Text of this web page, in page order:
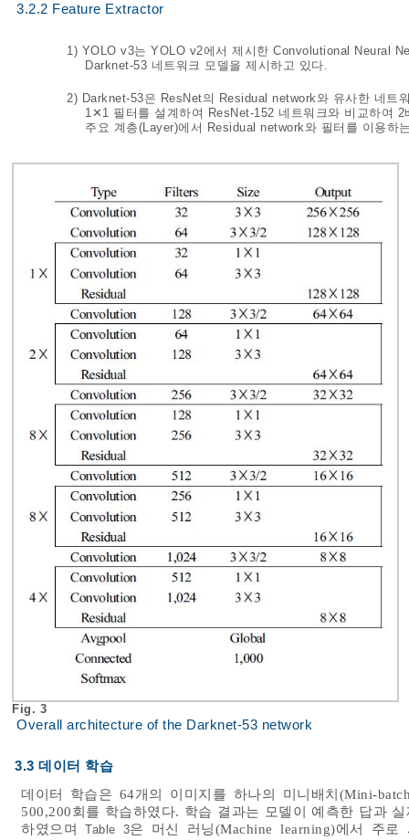
3.2.2 Feature Extractor
1) YOLO v3는 YOLO v2에서 제시한 Convolutional Neural
Darknet-53 네트워크 모델을 제시하고 있다.
2) Darknet-53은 ResNet의 Residual network와 유사한 네
1✕1 필터를 설계하여 ResNet-152 네트워크와 비교하여
주요 계층(Layer)에서 Residual network와 필터를 이용하
Fig. 3
Overall architecture of the Darknet-53 network
3.3 데이터 학습
데이터 학습은 64개의 이미지를 하나의 미니배치(Mini-
500,200회를 학습하였다. 학습 결과는 모델이 예측한 답과
하였으며Table 3은 머신 러닝(Machine learning)에서 주로